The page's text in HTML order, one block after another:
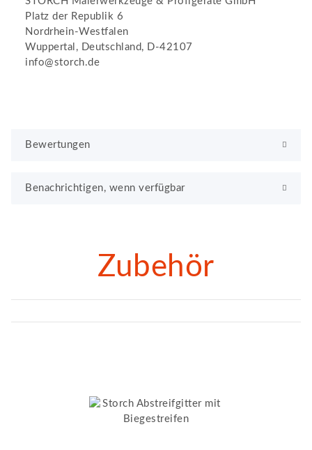
Platz der Republik 6
Nordrhein-Westfalen
Wuppertal, Deutschland, D-42107
info@storch.de
Bewertungen
Benachrichtigen, wenn verfügbar
Zubehör